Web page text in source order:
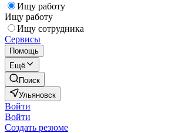
Ищу работу
Ищу работу
Ищу сотрудника
Сервисы
Помощь
Ещё
Поиск
Ульяновск
Войти
Войти
Создать резюме